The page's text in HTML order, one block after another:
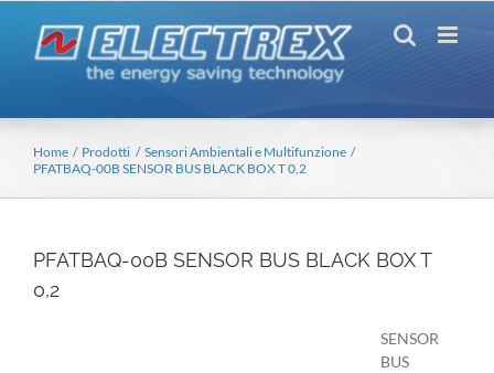
contenuto
Home Prodotti
Sensori Ambientali e Multifunzione
PFATBAQ-00B SENSOR BUS BLACK BOX T 0,2
PFATBAQ-00B SENSOR BUS BLACK BOX T
0,2
SENSOR
BUS